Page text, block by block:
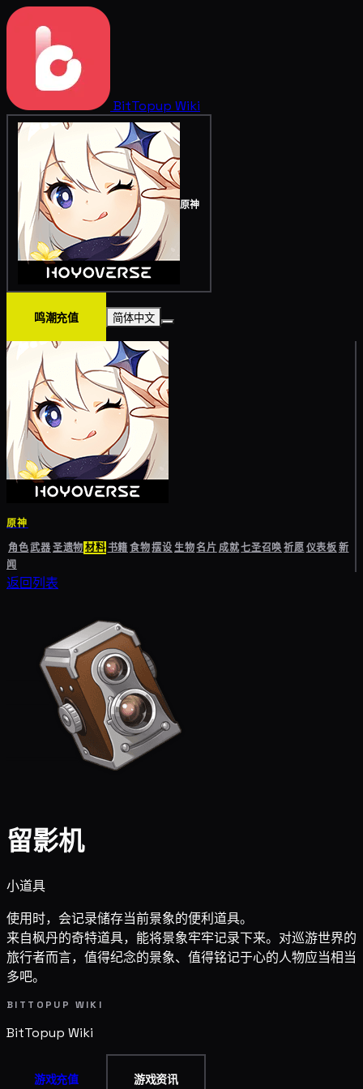
BitTopup Wiki
原神
鸣潮充值 简体中文
原神
角色武器圣遗物材料书籍食物摆设生物名片成就七圣召唤祈愿仪表板新
闻
返回列表
留影机
小道具
使用时，会记录储存当前景象的便利道具。
来自枫丹的奇特道具，能将景象牢牢记录下来。对巡游世界的
旅行者而言，值得纪念的景象、值得铭记于心的人物应当相当
多吧。
BITTOPUP WIKI
BitTopup Wiki
游戏充值 游戏资讯